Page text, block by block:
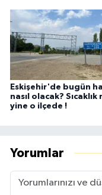
Eskişehir'de bugün
nasıl olacak? Sıcaklık
yine o ilçede !
Yorumlar